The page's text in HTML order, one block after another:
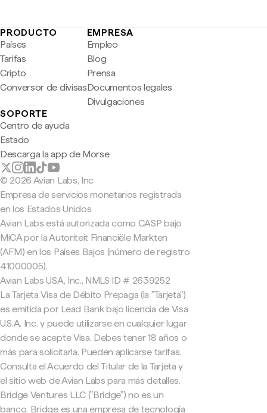
PRODUCTO
Países
Tarifas
Cripto
Conversor de divisas
EMPRESA
Empleo
Blog
Prensa
Documentos legales
Divulgaciones
SOPORTE
Centro de ayuda
Estado
Descarga la app de Morse
© 2026 Avian Labs, Inc
Empresa de servicios monetarios registrada
en los Estados Unidos
Avian Labs está autorizada como CASP bajo
MiCA por la Autoriteit Financiële Markten
(AFM) en los Países Bajos (número de registro
41000005).
Avian Labs USA, Inc., NMLS ID # 2639252
La Tarjeta Visa de Débito Prepaga (la "Tarjeta")
es emitida por Lead Bank bajo licencia de Visa
U.S.A. Inc. y puede utilizarse en cualquier lugar
donde se acepte Visa. Debes tener 18 años o
más para solicitarla. Pueden aplicarse tarifas.
Consulta el Acuerdo del Titular de la Tarjeta y
el sitio web de Avian Labs para más detalles.
Bridge Ventures LLC ("Bridge") no es un
banco. Bridge es una empresa de tecnología